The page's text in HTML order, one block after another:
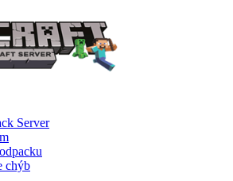
Server
chýb